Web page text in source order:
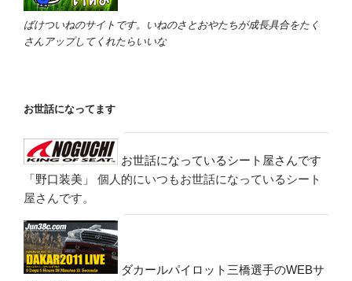
ばけついねのサイトです。いねのさとおやたちが成長具合をたく
さんアップしてくれたらいいな
お世話になってます
お世話になっているシート屋さんです
「野口装美」
個人的にいつもお世話になっているシート
屋さんです。
ダカールパイロット三橋選手のWEBサ